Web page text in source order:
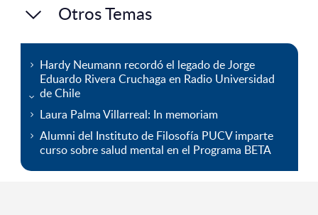
Otros Temas
Hardy Neumann recordó el legado de Jorge
Eduardo Rivera Cruchaga en Radio Universidad
de Chile
Laura Palma Villarreal: In memoriam
Alumni del Instituto de Filosofía PUCV imparte
curso sobre salud mental en el Programa BETA